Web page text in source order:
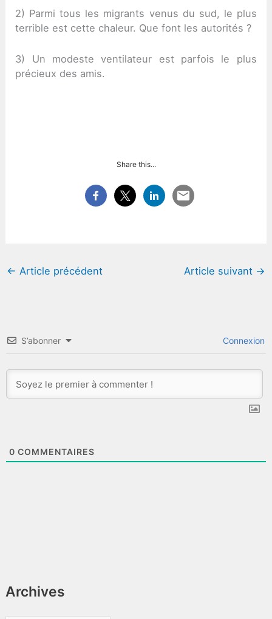
Archives
2) Parmi tous les migrants venus du sud, le plus
terrible est cette chaleur. Que font les autorités ?
3) Un modeste ventilateur est parfois le plus
précieux des amis.
Share this...
← Article précédent Article suivant →
S’abonner Connexion
0 COMMENTAIRES